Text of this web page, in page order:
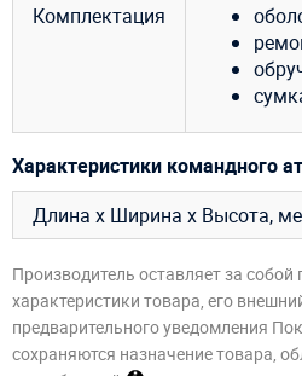
Комплектация
Характеристики командного
Длина х Ширина х Высота,
Производитель оставляет за собой
характеристики товара, его
предварительного уведомления
сохраняются назначение товара,